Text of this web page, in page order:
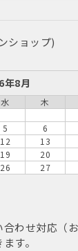
ショップ)
年8月
水 木
5 6
12 13
19 20
26 27
わせ対応（
す。